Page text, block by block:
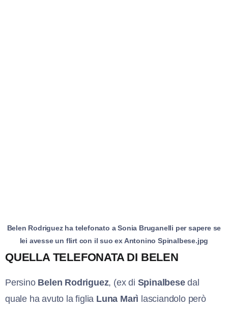
Belen Rodriguez ha telefonato a Sonia Bruganelli per sapere se
lei avesse un flirt con il suo ex Antonino Spinalbese.jpg
QUELLA TELEFONATA DI BELEN
Persino Belen Rodriguez, (ex di Spinalbesedal
quale ha avuto la figlia Luna Marì lasciandolo però